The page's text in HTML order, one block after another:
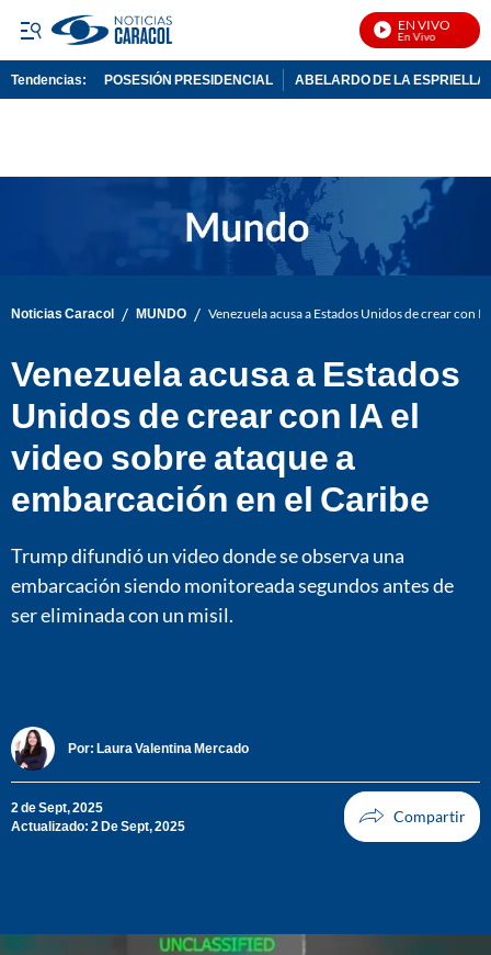
EN VIVO
Tendencias: POSESIÓN PRESIDENCIAL ABELARDO DE LA ESPRIELLA
Noticias Caracol / MUNDO / Venezuela acusa a Estados Unidos de crear con
Venezuela acusa a Estados
Unidos de crear con IA el
video sobre ataque a
embarcación en el Caribe
Trump difundió un video donde se observa una
embarcación siendo monitoreada segundos antes de
ser eliminada con un misil.
Por: Laura Valentina Mercado
2 de Sept, 2025
Actualizado: 2 De Sept, 2025